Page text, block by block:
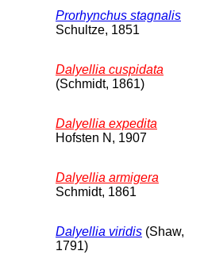
Prorhynchus stagnalis
Schultze, 1851
Dalyellia cuspidata
(Schmidt, 1861)
Dalyellia expedita
Hofsten N, 1907
Dalyellia armigera
Schmidt, 1861
Dalyellia viridis (Shaw,
1791)